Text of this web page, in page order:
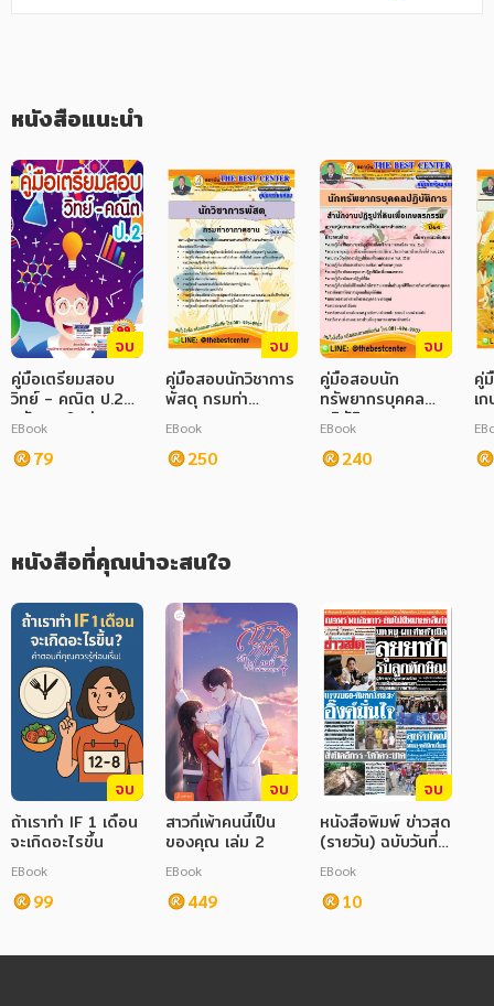
หนังสือเด็ก
ความรู้ทั่วไป
การ์ตูนความรู้ การ์ตูน
การ์ตูนมังงะ (Manga)
หนังสือแนะนำ
จบ
คู่มือเตรียมสอบ
วิทย์ - คณิต ป.2
ปรับปรุงใหม่ 2568
EBook
79
จบ
คู่มือสอบนักวิชาการ
พัสดุ กรมท่า
อากาศยาน
EBook
250
จบ
คู่มือสอบนัก
ทรัพยากรบุคคล
ปฏิบัติการ
สำนักงานปฏิรูปที่ดิน
เพื่อเกษตรกรรม
EBook
240
คู่
เ
ก
หนังสือที่คุณน่าจะสนใจ
จบ
ถ้าเราทำ IF 1 เดือน
จะเกิดอะไรขึ้น
EBook
99
จบ
สาวกี่เพ้าคนนี้เป็น
ของคุณ เล่ม 2
EBook
449
จบ
หนังสือพิมพ์ ข่าวสด
(รายวัน) ฉบับวันที่
29 พฤษภาคม
2568
EBook
10